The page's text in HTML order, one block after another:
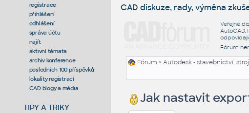
registrace
přihlášení
odhlášení
správa účtu
najít
aktivní témata
archiv konference
posledních 100 příspěvků
lokality registrací
CAD blogy a média
TIPY A TRIKY
CAD diskuze, rady, výměna
Veřejné
AutoCAD,
Fórum
Fórum >Autodesk - stavebnictví,
Jak nastavit